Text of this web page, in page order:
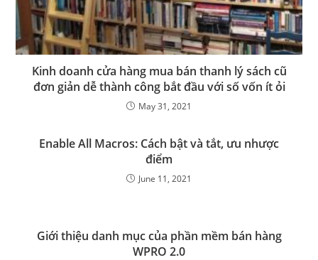
Kinh doanh cửa hàng mua bán thanh lý sách cũ
đơn giản dễ thành công bắt đầu với số vốn ít ỏi
May 31, 2021
Enable All Macros: Cách bật và tắt, ưu nhược
điểm
June 11, 2021
Giới thiệu danh mục của phần mềm bán hàng
WPRO 2.0